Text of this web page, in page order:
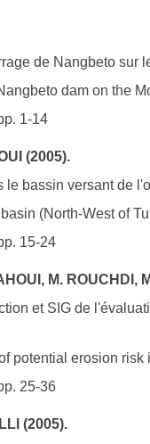
de Nangbeto sur
dam on the
1-14
(2005).
bassin versant de
(North-West of
15-24
M. ROUCHDI,
et SIG de
potential erosion
25-36
(2005).